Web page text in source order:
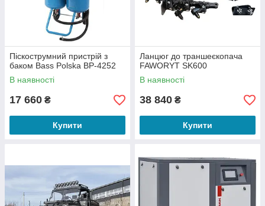
Піскострумний пристрій з
баком Bass Polska BP-4252
В наявності
17 660 ₴
Купити
Ланцюг до траншеєкопача
FAWORYT SK600
В наявності
38 840 ₴
Купити